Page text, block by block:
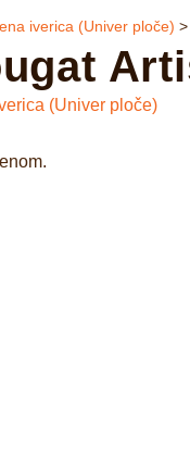
iverica (Univer ploče) >
(Univer ploče)